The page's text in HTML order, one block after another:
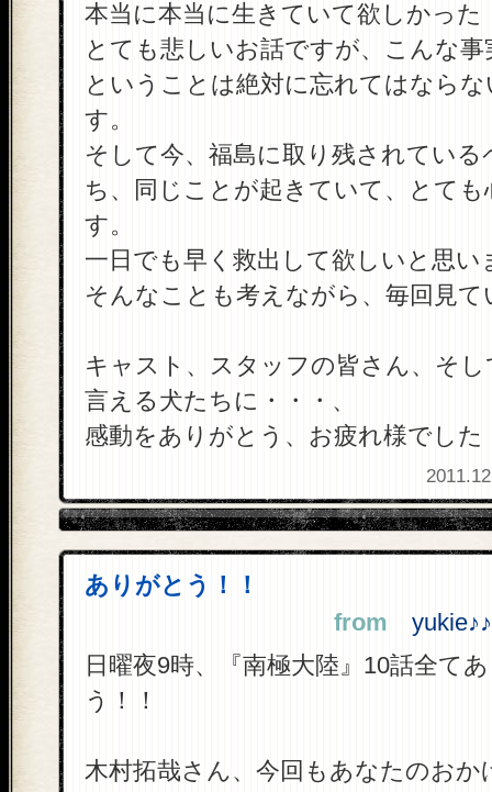
本当に本当に生きていて欲しかった
とても悲しいお話ですが、こんな
ということは絶対に忘れてはなら
す。
そして今、福島に取り残されている
ち、同じことが起きていて、とても
す。
一日でも早く救出して欲しいと思い
そんなことも考えながら、毎回見て
キャスト、スタッフの皆さん、そ
言える犬たちに・・・、
感動をありがとう、お疲れ様でした
ありがとう！！
from
日曜夜9時、『南極大陸』10話全て
う！！
木村拓哉さん、今回もあなたのおか